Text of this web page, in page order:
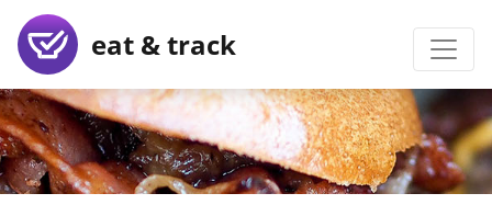
eat & track